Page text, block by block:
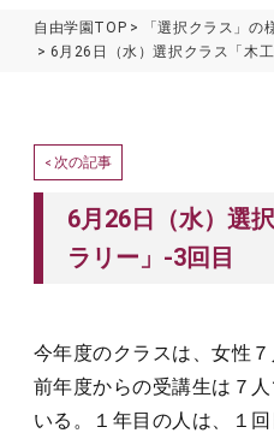
自由学園TOP
「選択クラス」の
6月26日（水）選択クラス「木
< 次の記事
6月26日（水）選
ラリー」-3回目
今年度のクラスは、女性
前年度からの受講生は７
いる。１年目の人は、１